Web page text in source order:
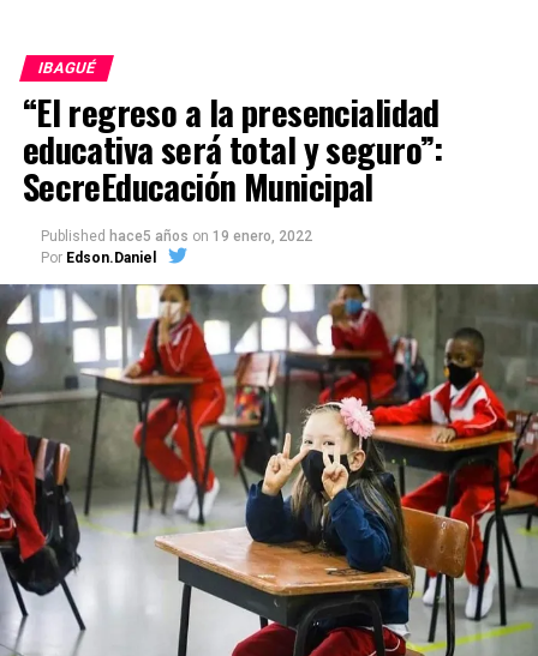
IBAGUÉ
“El regreso a la presencialidad
educativa será total y seguro”:
SecreEducación Municipal
Published hace5 años on 19 enero, 2022
Por Edson.Daniel